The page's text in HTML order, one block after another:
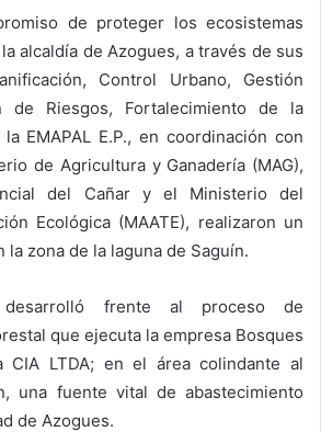
de proteger los ecosistemas
alcaldía de Azogues, a través de sus
Control Urbano, Gestión
de Riesgos, Fortalecimiento de la
EMAPAL E.P., en coordinación con
de Agricultura y Ganadería (MAG),
del Cañar y el Ministerio del
Ecológica (MAATE), realizaron un
zona de la laguna de Saguín.
frente al proceso de
que ejecuta la empresa Bosques
CIA LTDA; en el área colindante al
una fuente vital de abastecimiento
de Azogues.